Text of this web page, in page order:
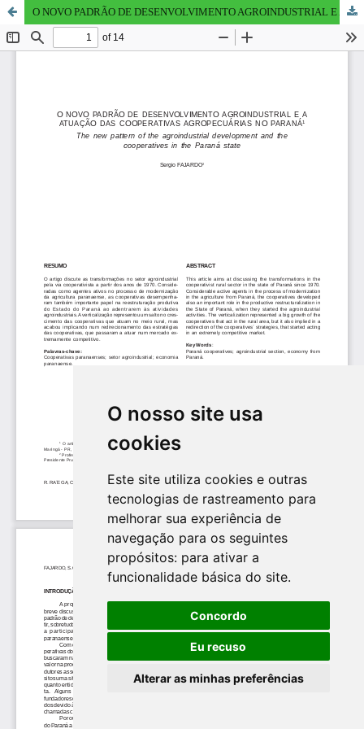
O nosso site usa
cookies
Este site utiliza cookies e outras
tecnologias de rastreamento para
melhorar sua experiência de
navegação para os seguintes
propósitos: para ativar a
funcionalidade básica do site.
Concordo
Eu recuso
Alterar as minhas preferências
O NOVO PADRÃO DE DESENVOLVIMENTO AGROINDUSTRIAL E A ATUAÇÃO DAS COOPERATIVAS AGROPECUÁRIAS NO PARANÁ